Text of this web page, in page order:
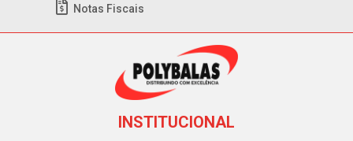
Notas Fiscais
INSTITUCIONAL